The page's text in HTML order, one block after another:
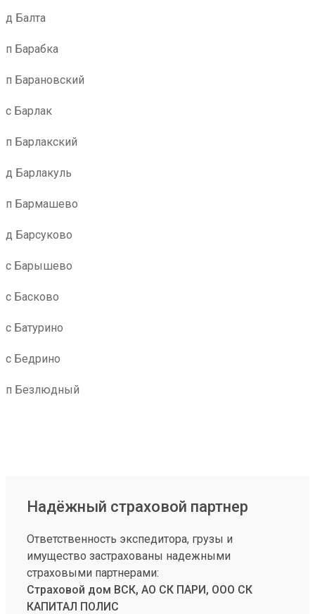
д Балта
п Барабка
п Барановский
с Барлак
п Барлакский
д Барлакуль
п Бармашево
д Барсуково
с Барышево
с Басково
с Батурино
с Бедрино
п Безлюдный
Надёжный страховой партнер
Ответственность экспедитора, грузы и
имущество застрахованы надежными
страховыми партнерами:
Страховой дом ВСК, АО СК ПАРИ, ООО СК
КАПИТАЛ ПОЛИС